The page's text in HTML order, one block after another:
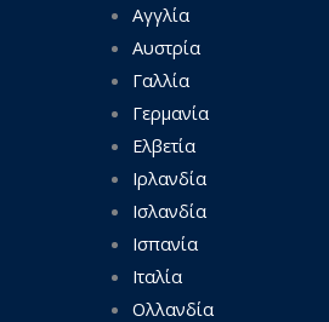
Αγγλία
Αυστρία
Γαλλία
Γερμανία
Ελβετία
Ιρλανδία
Ισλανδία
Ισπανία
Ιταλία
Ολλανδία